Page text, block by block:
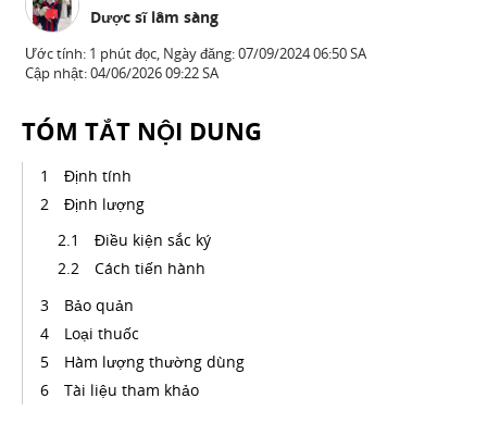
Dược sĩ lâm sàng
Ước tính: 1 phút đọc, Ngày đăng:07/09/2024 06:50 SA
Cập nhật:04/06/2026 09:22 SA
TÓM TẮT NỘI DUNG
Định tính
Định lượng
Điều kiện sắc ký
Cách tiến hành
Bảo quản
Loại thuốc
Hàm lượng thường dùng
Tài liệu tham khảo